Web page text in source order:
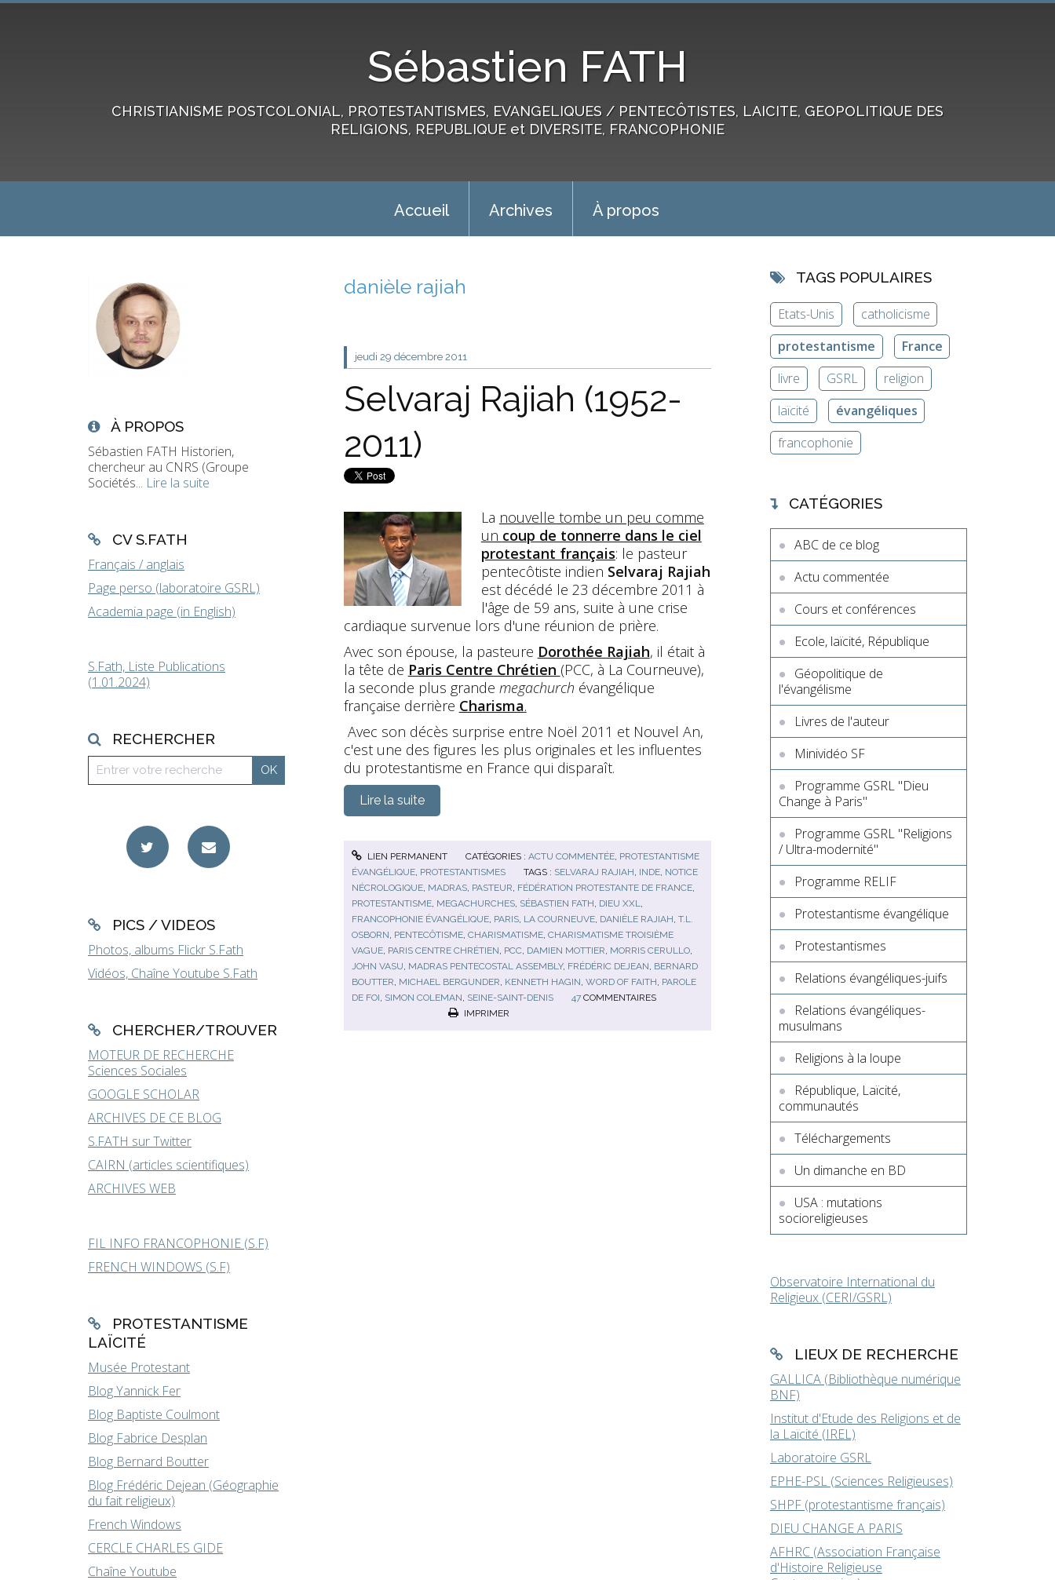
Sébastien FATH
CHRISTIANISME POSTCOLONIAL, PROTESTANTISMES, EVANGELIQUES / PENTECÔTISTES, LAICITE, GEOPOLITIQUE DES
RELIGIONS, REPUBLIQUE et DIVERSITE, FRANCOPHONIE
Accueil Archives À propos
À PROPOS
Sébastien FATH Historien,
chercheur au CNRS (Groupe
Sociétés... Lire la suite
CV S.FATH
Français / anglais
Page perso (laboratoire GSRL)
Academia page (in English)
S.Fath, Liste Publications
(1.01.2024)
RECHERCHER
PICS / VIDEOS
Photos, albums Flickr S.Fath
Vidéos, Chaîne Youtube S.Fath
CHERCHER/TROUVER
MOTEUR DE RECHERCHE
Sciences Sociales
GOOGLE SCHOLAR
ARCHIVES DE CE BLOG
S.FATH sur Twitter
CAIRN (articles scientifiques)
ARCHIVES WEB
FIL INFO FRANCOPHONIE (S.F)
FRENCH WINDOWS (S.F)
PROTESTANTISME
LAÏCITÉ
Musée Protestant
Blog Yannick Fer
Blog Baptiste Coulmont
Blog Fabrice Desplan
Blog Bernard Boutter
Blog Frédéric Dejean (Géographie
du fait religieux)
French Windows
CERCLE CHARLES GIDE
Chaîne Youtube
danièle rajiah
jeudi 29 décembre 2011
Selvaraj Rajiah (1952-
2011)
La nouvelle tombe un peu comme
un coup de tonnerre dans le ciel
protestant français: le pasteur
pentecôtiste indien Selvaraj Rajiah
est décédé le 23 décembre 2011 à
l'âge de 59 ans, suite à une crise
cardiaque survenue lors d'une réunion de prière.
Avec son épouse, la pasteure Dorothée Rajiah, il était à
la tête de Paris Centre Chrétien (PCC, à La Courneuve),
la seconde plus grande megachurch évangélique
française derrière Charisma.
Avec son décès surprise entre Noël 2011 et Nouvel An,
c'est une des figures les plus originales et les influentes
du protestantisme en France qui disparaît.
Lire la suite
LIEN PERMANENT CATÉGORIES :ACTU COMMENTÉE, PROTESTANTISME
ÉVANGÉLIQUE, PROTESTANTISMES TAGS : SELVARAJ RAJIAH, INDE, NOTICE
NÉCROLOGIQUE, MADRAS, PASTEUR, FÉDÉRATION PROTESTANTE DE FRANCE,
PROTESTANTISME, MEGACHURCHES, SÉBASTIEN FATH, DIEU XXL,
FRANCOPHONIE ÉVANGÉLIQUE, PARIS, LA COURNEUVE, DANIÈLE RAJIAH, T.L.
OSBORN, PENTECÔTISME, CHARISMATISME, CHARISMATISME TROISIÈME
VAGUE, PARIS CENTRE CHRÉTIEN, PCC, DAMIEN MOTTIER, MORRIS CERULLO,
JOHN VASU, MADRAS PENTECOSTAL ASSEMBLY, FRÉDÉRIC DEJEAN, BERNARD
BOUTTER, MICHAEL BERGUNDER, KENNETH HAGIN, WORD OF FAITH, PAROLE
DE FOI, SIMON COLEMAN, SEINE-SAINT-DENIS 47 COMMENTAIRES
IMPRIMER
TAGS POPULAIRES
Etats-Unis
catholicisme
protestantisme
France
livre
GSRL
religion
laïcité
évangéliques
francophonie
CATÉGORIES
ABC de ce blog
Actu commentée
Cours et conférences
Ecole, laïcité, République
Géopolitique de
l'évangélisme
Livres de l'auteur
Minividéo SF
Programme GSRL "Dieu
Change à Paris"
Programme GSRL "Religions
/ Ultra-modernité"
Programme RELIF
Protestantisme évangélique
Protestantismes
Relations évangéliques-juifs
Relations évangéliques-
musulmans
Religions à la loupe
République, Laïcité,
communautés
Téléchargements
Un dimanche en BD
USA : mutations
socioreligieuses
Observatoire International du
Religieux (CERI/GSRL)
LIEUX DE RECHERCHE
GALLICA (Bibliothèque numérique
BNF)
Institut d'Etude des Religions et de
la Laïcité (IREL)
Laboratoire GSRL
EPHE-PSL (Sciences Religieuses)
SHPF (protestantisme français)
DIEU CHANGE A PARIS
AFHRC (Association Française
d'Histoire Religieuse